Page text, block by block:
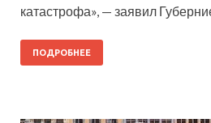
катастрофа», — заявил
ПОДРОБНЕЕ